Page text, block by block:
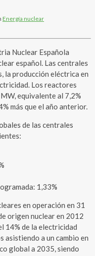
Energía nuclear
Nuclear Española
español. Las centrales
la producción eléctrica en
Los reactores
equivalente al 7,2%
más que el año anterior.
de las centrales
1,33%
en operación en 31
origen nuclear en 2012
14% de la electricidad
asistiendo a un cambio en
global a 2035, siendo